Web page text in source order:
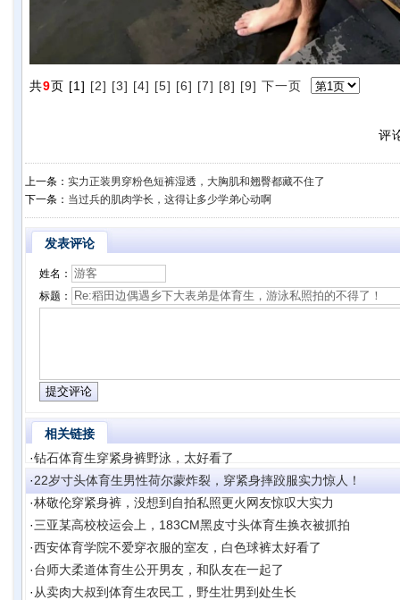
共9页 [1] [2] [3] [4] [5] [6] [7] [8] [9] 下一页
评
上一条： 实力正装男穿粉色短裤湿透，大胸肌和翘臀都藏不住了
下一条： 当过兵的肌肉学长，这得让多少学弟心动啊
发表评论
姓名：
标题：
相关链接
·钻石体育生穿紧身裤野泳，太好看了
·22岁寸头体育生男性荷尔蒙炸裂，穿紧身摔跤服实力惊人！
·林敬伦穿紧身裤，没想到自拍私照更火网友惊叹大实力
·三亚某高校校运会上，183CM黑皮寸头体育生换衣被抓拍
·西安体育学院不爱穿衣服的室友，白色球裤太好看了
·台师大柔道体育生公开男友，和队友在一起了
· 从卖肉大叔到体育生农民工，野生壮男到处生长